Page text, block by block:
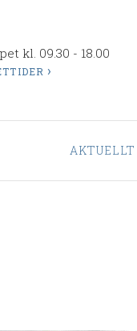
kl. 09.30 - 18.00
AKTUELLT